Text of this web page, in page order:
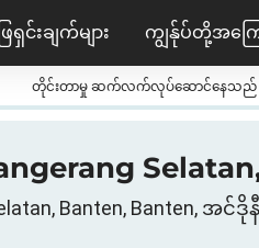
ေရှင်းချက်များ ကျွန်ုပ်တို့အကြေ
တိုင်းတာမှု ဆက်လက်လုပ်ဆောင်နေသည်
Banten, Banten,